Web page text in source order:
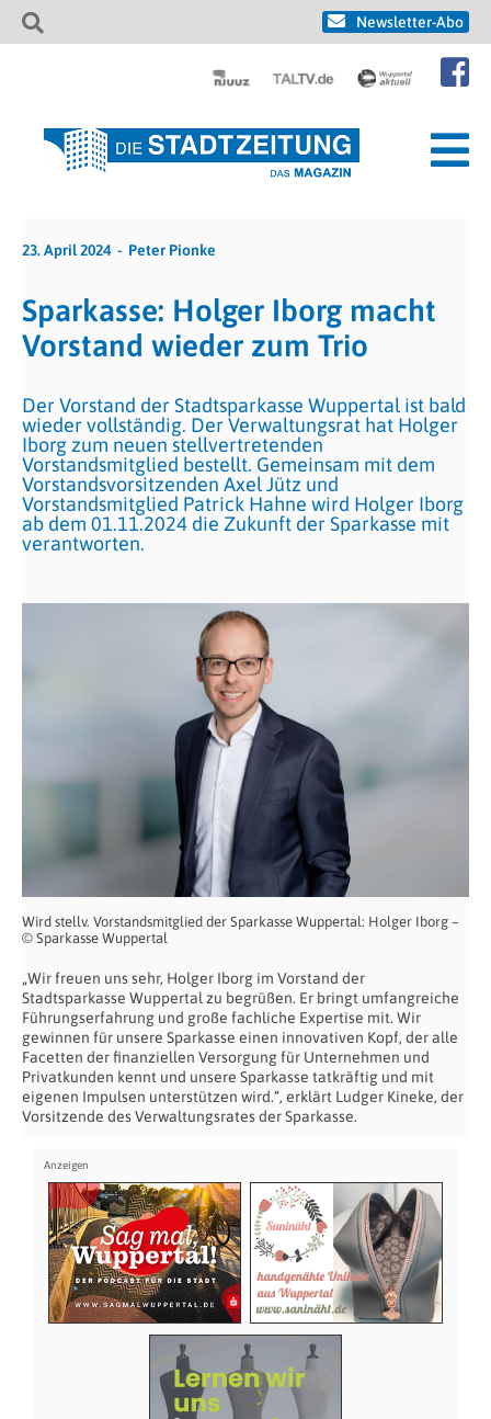
Newsletter-Abo
23. April 2024 Peter Pionke
Sparkasse: Holger Iborg macht
Vorstand wieder zum Trio
Der Vorstand der Stadtsparkasse Wuppertal ist bald
wieder vollständig. Der Verwaltungsrat hat Holger
Iborg zum neuen stellvertretenden
Vorstandsmitglied bestellt. Gemeinsam mit dem
Vorstandsvorsitzenden Axel Jütz und
Vorstandsmitglied Patrick Hahne wird Holger Iborg
ab dem 01.11.2024 die Zukunft der Sparkasse mit
verantworten.
Wird stellv. Vorstandsmitglied der Sparkasse Wuppertal: Holger Iborg –
© Sparkasse Wuppertal
„Wir freuen uns sehr, Holger Iborg im Vorstand der
Stadtsparkasse Wuppertal zu begrüßen. Er bringt umfangreiche
Führungserfahrung und große fachliche Expertise mit. Wir
gewinnen für unsere Sparkasse einen innovativen Kopf, der alle
Facetten der finanziellen Versorgung für Unternehmen und
Privatkunden kennt und unsere Sparkasse tatkräftig und mit
eigenen Impulsen unterstützen wird.“, erklärt Ludger Kineke, der
Vorsitzende des Verwaltungsrates der Sparkasse.